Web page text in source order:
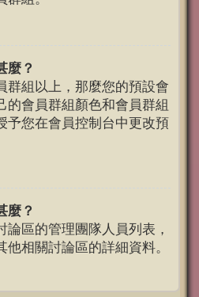
麼？
群組以上，那麼您的預設會
的會員群組顏色和會員群組
予您在會員控制台中更改預
麼？
區的管理團隊人員列表，
相關討論區的詳細資料。